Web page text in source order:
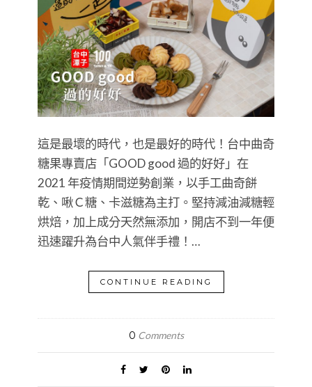
這是最壞的時代，也是最好的時代！台中曲奇
糖果專賣店「GOOD good 過的好好」在
2021 年疫情期間逆勢創業，以手工曲奇餅
乾、啾Ｃ糖、卡滋糖為主打。堅持減油減糖輕
烘焙，加上成分天然無添加，開店不到一年便
迅速躍升為台中人氣伴手禮！…
CONTINUE READING
0 Comments